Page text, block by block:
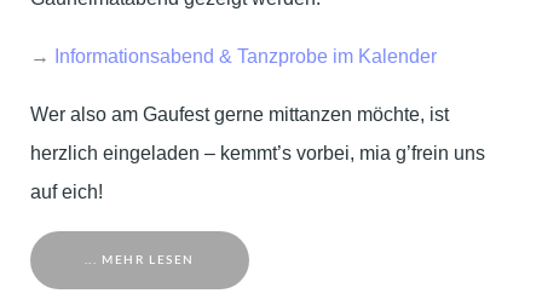
→ Informationsabend & Tanzprobe im Kalender
Wer also am Gaufest gerne mittanzen möchte, ist
herzlich eingeladen – kemmt’s vorbei, mia g’frein uns
auf eich!
... MEHR LESEN